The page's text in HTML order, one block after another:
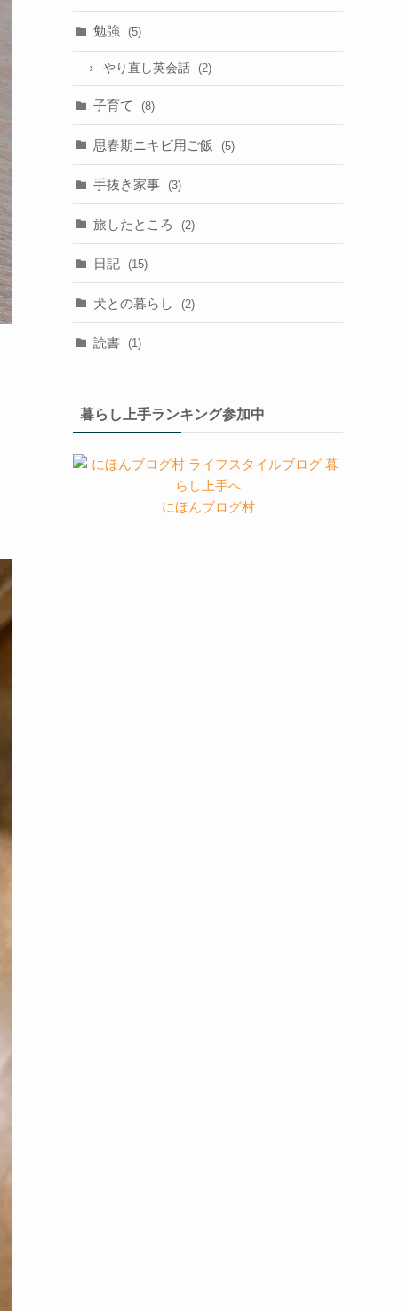
勉強 (5)
やり直し英会話 (2)
子育て (8)
思春期ニキビ用ご飯 (5)
手抜き家事 (3)
旅したところ (2)
日記 (15)
犬との暮らし (2)
読書 (1)
暮らし上手ランキング参加中
にほんブログ村